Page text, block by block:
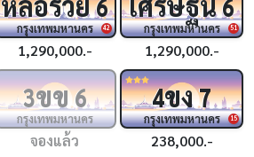
42
กรุงเทพมหานคร
1,290,000.-
51
กรุงเทพมหานคร
1,290,000.-
3ขข6
กรุงเทพมหานคร
จองแล้ว
15
4ขง7
กรุงเทพมหานคร
238,000.-